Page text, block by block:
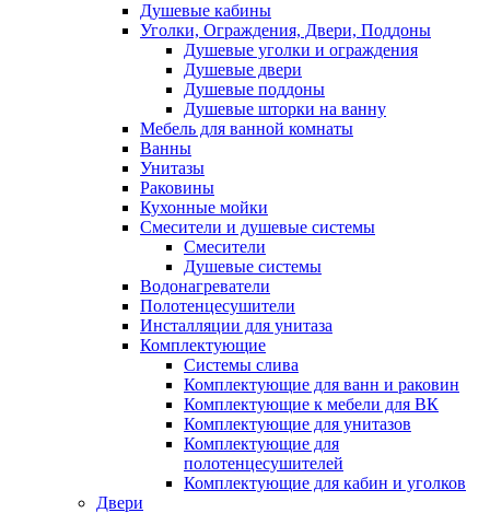
Душевые кабины
Уголки, Ограждения, Двери, Поддоны
Душевые уголки и ограждения
Душевые двери
Душевые поддоны
Душевые шторки на ванну
Мебель для ванной комнаты
Ванны
Унитазы
Раковины
Кухонные мойки
Смесители и душевые системы
Смесители
Душевые системы
Водонагреватели
Полотенцесушители
Инсталляции для унитаза
Комплектующие
Системы слива
Комплектующие для ванн и раковин
Комплектующие к мебели для ВК
Комплектующие для унитазов
Комплектующие для
полотенцесушителей
Комплектующие для кабин и уголков
Двери